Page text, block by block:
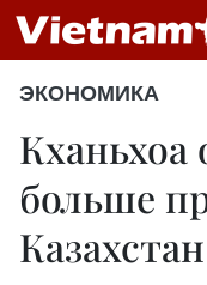
ЭКОНОМИКА
Кханьхоа
больше
Казахстан